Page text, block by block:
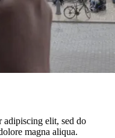
adipiscing elit, sed do
magna aliqua.